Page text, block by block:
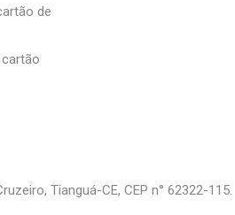
de
cartão
Tianguá-CE, CEP n° 62322-115.